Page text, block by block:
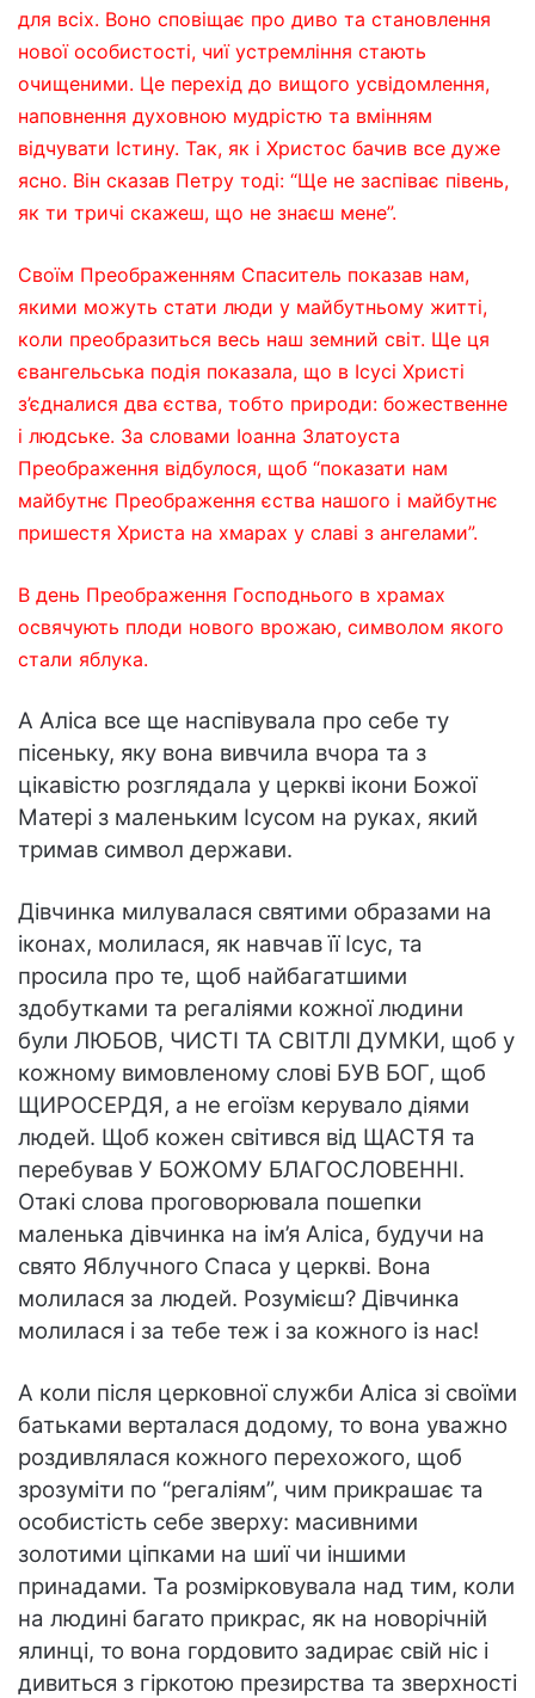
для всіх. Воно сповіщає про диво та становлення
нової особистості, чиї устремління стають
очищеними. Це перехід до вищого усвідомлення,
наповнення духовною мудрістю та вмінням
відчувати Істину. Так, як і Христос бачив все дуже
ясно. Він сказав Петру тоді: “Ще не заспіває півень,
як ти тричі скажеш, що не знаєш мене”.
Своїм Преображенням Спаситель показав нам,
якими можуть стати люди у майбутньому житті,
коли преобразиться весь наш земний світ. Ще ця
євангельська подія показала, що в Ісусі Христі
з’єдналися два єства, тобто природи: божественне
і людське. За словами Іоанна Златоуста
Преображення відбулося, щоб “показати нам
майбутнє Преображення єства нашого і майбутнє
пришестя Христа на хмарах у славі з ангелами”.
В день Преображення Господнього в храмах
освячують плоди нового врожаю, символом якого
стали яблука.
А Аліса все ще наспівувала про себе ту
пісеньку, яку вона вивчила вчора та з
цікавістю розглядала у церкві ікони Божої
Матері з маленьким Ісусом на руках, який
тримав символ держави.
Дівчинка милувалася святими образами на
іконах, молилася, як навчав її Ісус, та
просила про те, щоб найбагатшими
здобутками та регаліями кожної людини
були ЛЮБОВ, ЧИСТІ ТА СВІТЛІ ДУМКИ, щоб у
кожному вимовленому слові БУВ БОГ, щоб
ЩИРОСЕРДЯ, а не егоїзм керувало діями
людей. Щоб кожен світився від ЩАСТЯ та
перебував У БОЖОМУ БЛАГОСЛОВЕННІ.
Отакі слова проговорювала пошепки
маленька дівчинка на ім’я Аліса, будучи на
свято Яблучного Спаса у церкві. Вона
молилася за людей. Розумієш? Дівчинка
молилася і за тебе теж і за кожного із нас!
А коли після церковної служби Аліса зі своїми
батьками верталася додому, то вона уважно
роздивлялася кожного перехожого, щоб
зрозуміти по “регаліям”, чим прикрашає та
особистість себе зверху: масивними
золотими ціпками на шиї чи іншими
принадами. Та розмірковувала над тим, коли
на людині багато прикрас, як на новорічній
ялинці, то вона гордовито задирає свій ніс і
дивиться з гіркотою презирства та зверхності